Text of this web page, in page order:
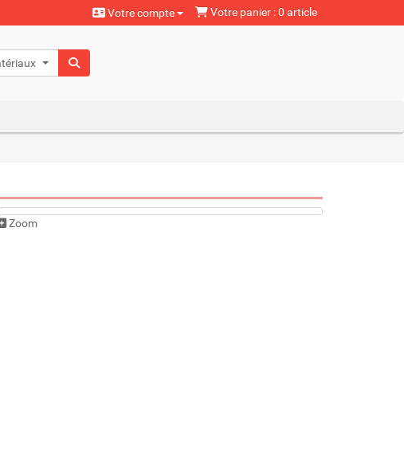
Votre compte Votre panier : 0 article
naturels
Zoom